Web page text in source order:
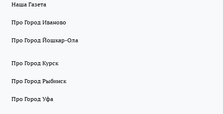
Наша Газета
Про Город Иваново
Про Город Йошкар-Ола
Про Город Курск
Про Город Рыбинск
Про Город Уфа